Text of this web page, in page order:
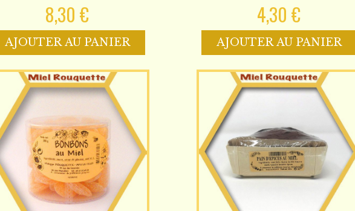
8,30 €
AJOUTER AU PANIER
4,30 €
AJOUTER AU PANIER